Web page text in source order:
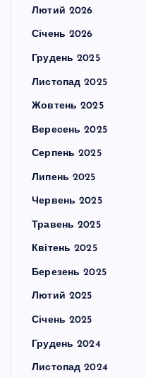
Лютий 2026
Січень 2026
Грудень 2025
Листопад 2025
Жовтень 2025
Вересень 2025
Серпень 2025
Липень 2025
Червень 2025
Травень 2025
Квітень 2025
Березень 2025
Лютий 2025
Січень 2025
Грудень 2024
Листопад 2024